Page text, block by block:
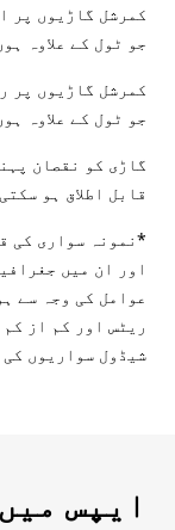
کمرشل گاڑیوں پر
جو ٹول کے علاوہ
کمرشل گاڑیوں پر
جو ٹول کے علاوہ
گاڑی کو نقصان
قابل اطلاق ہو
اور ان میں
عوامل کی وجہ سے
ریٹس اور کم از
شیڈول سواریوں
ایپس